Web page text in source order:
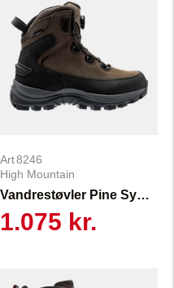
Vandrestøvler Pine Sympatex
High Mountain
8246
1.075 kr.